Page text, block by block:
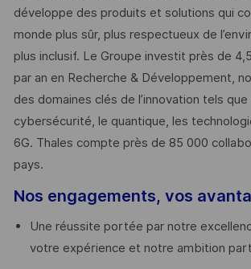
développe des produits et solutions qui
monde plus sûr, plus respectueux de
plus inclusif. Le Groupe investit près de
par an en Recherche & Développement,
des domaines clés de l’innovation tels que
cybersécurité, le quantique, les
6G. Thales compte près de 85 000
pays. ​
Nos engagements, vos
Une réussite portée par notre
votre expérience et notre ambition